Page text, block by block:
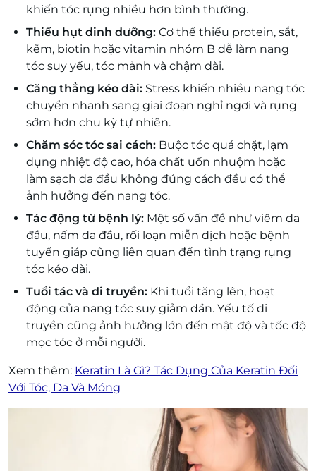
khiến tóc rụng nhiều hơn bình thường.
Thiếu hụt dinh dưỡng: Cơ thể thiếu protein, sắt,
kẽm, biotin hoặc vitamin nhóm B dễ làm nang
tóc suy yếu, tóc mảnh và chậm dài.
Căng thẳng kéo dài: Stress khiến nhiều nang tóc
chuyển nhanh sang giai đoạn nghỉ ngơi và rụng
sớm hơn chu kỳ tự nhiên.
Chăm sóc tóc sai cách: Buộc tóc quá chặt, lạm
dụng nhiệt độ cao, hóa chất uốn nhuộm hoặc
làm sạch da đầu không đúng cách đều có thể
ảnh hưởng đến nang tóc.
Tác động từ bệnh lý: Một số vấn đề như viêm da
đầu, nấm da đầu, rối loạn miễn dịch hoặc bệnh
tuyến giáp cũng liên quan đến tình trạng rụng
tóc kéo dài.
Tuổi tác và di truyền: Khi tuổi tăng lên, hoạt
động của nang tóc suy giảm dần. Yếu tố di
truyền cũng ảnh hưởng lớn đến mật độ và tốc độ
mọc tóc ở mỗi người.
Xem thêm: Keratin Là Gì? Tác Dụng Của Keratin Đối
Với Tóc, Da Và Móng